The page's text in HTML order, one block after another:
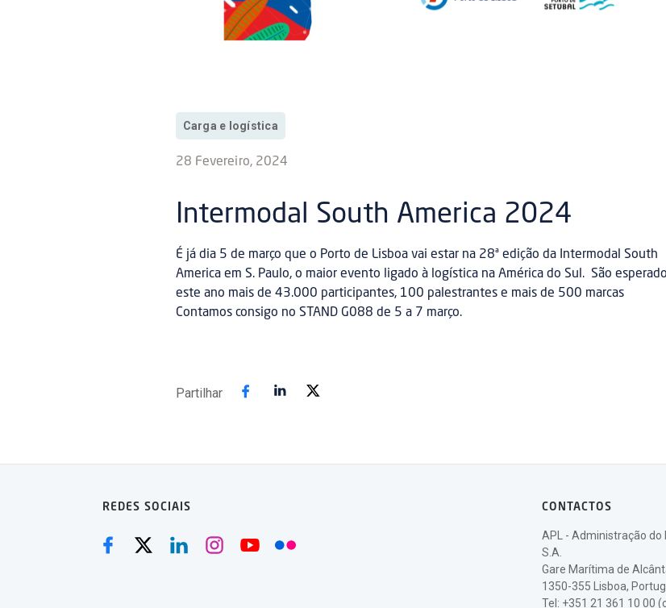
Carga e logística
28 Fevereiro, 2024
Intermodal South America 2024
É já dia 5 de março que o Porto de Lisboa vai estar na 28ª edição da Intermodal South
America em S. Paulo, o maior evento ligado à logística na América do Sul. São
este ano mais de 43.000 participantes, 100 palestrantes e mais de 500 marcas
Contamos consigo no STAND G088 de 5 a 7 março.
Partilhar
REDES SOCIAIS CONTACTOS
APL - Administração do
S.A.
Gare Marítima de
1350-355 Lisboa,
Tel: +351 21 361 10 00